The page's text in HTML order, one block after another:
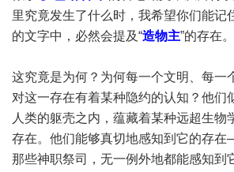
里究竟发生了什么时，我希望你们能记
的文字中，必然会提及“造物主”的存在。
这究竟是为何？为何每一个文明、每一
对这一存在有着某种隐约的认知？他们
人类的躯壳之内，蕴藏着某种远超生物
存在。他们能够真切地感知到它的存
那些神职祭司，无一例外地都能感知到